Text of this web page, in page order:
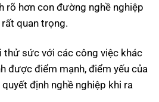
rõ hơn con đường nghề nghiệp
quan trọng.
thử sức với các công việc khác
được điểm mạnh, điểm yếu của
định nghề nghiệp khi ra